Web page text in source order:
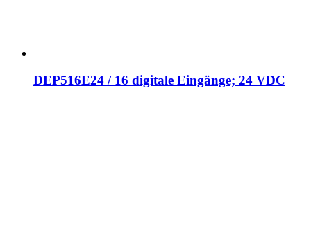
DEP516E24 / 16 digitale Eingänge; 24 VDC